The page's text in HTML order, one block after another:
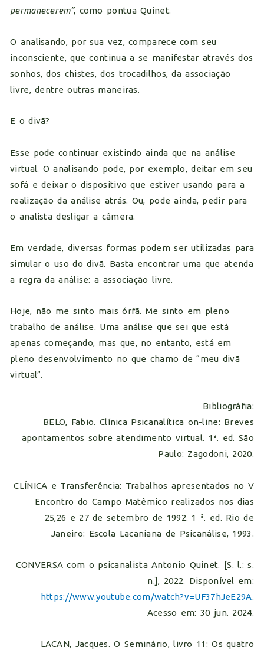
permanecerem”, como pontua Quinet.
O analisando, por sua vez, comparece com seu
inconsciente, que continua a se manifestar através dos
sonhos, dos chistes, dos trocadilhos, da associação
livre, dentre outras maneiras.
E o divã?
Esse pode continuar existindo ainda que na análise
virtual. O analisando pode, por exemplo, deitar em seu
sofá e deixar o dispositivo que estiver usando para a
realização da análise atrás. Ou, pode ainda, pedir para
o analista desligar a câmera.
Em verdade, diversas formas podem ser utilizadas para
simular o uso do divã. Basta encontrar uma que atenda
a regra da análise: a associação livre.
Hoje, não me sinto mais órfã. Me sinto em pleno
trabalho de análise. Uma análise que sei que está
apenas começando, mas que, no entanto, está em
pleno desenvolvimento no que chamo de “meu divã
virtual”.
Bibliográfia:
BELO, Fabio. Clínica Psicanalítica on-line: Breves
apontamentos sobre atendimento virtual. 1ª. ed. São
Paulo: Zagodoni, 2020.
CLÍNICA e Transferência: Trabalhos apresentados no V
Encontro do Campo Matêmico realizados nos dias
25,26 e 27 de setembro de 1992. 1 ª. ed. Rio de
Janeiro: Escola Lacaniana de Psicanálise, 1993.
CONVERSA com o psicanalista Antonio Quinet. [S. l.: s.
n.], 2022. Disponível em:
https://www.youtube.com/watch?v=UF37hJeE29A.
Acesso em: 30 jun. 2024.
LACAN, Jacques. O Seminário, livro 11: Os quatro